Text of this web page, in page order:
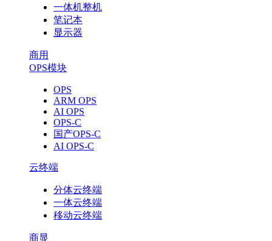
一体机整机
笔记本
显示器
商用
OPS模块
OPS
ARM OPS
AI OPS
OPS-C
国产OPS-C
AI OPS-C
云终端
分体云终端
一体云终端
移动云终端
商显